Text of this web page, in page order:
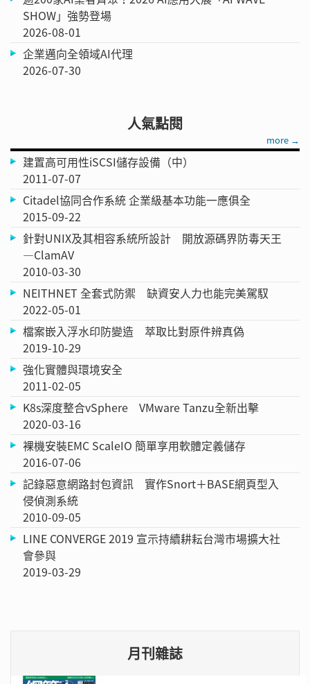
SHOW」強勢登場
2026-08-01
企業邁向全領域AI代理
2026-07-30
人氣點閱
more →
建置高可用性iSCSI儲存設備（中）
2011-07-07
Citadel協同合作系統 企業級基本功能一應俱全
2015-09-22
針對UNIX及其相容系統所設計 開放源碼界防毒天王
—ClamAV
2010-03-30
NEITHNET 全套式防禦 缺資安人力也能完美駕馭
2022-05-01
檔案嵌入浮水印防變造 萃取比對原件辨真偽
2019-10-29
強化實體與環境安全
2011-02-05
K8s深度整合vSphere VMware Tanzu全新出擊
2020-03-16
裸機安裝EMC ScaleIO 簡單享用軟體定義儲存
2016-07-06
記錄惡意網路封包資訊 實作Snort＋BASE網頁型入
侵偵測系統
2010-09-05
LINE CONVERGE 2019 宣示持續耕耘台灣市場擴大社
會參與
2019-03-29
月刊雜誌